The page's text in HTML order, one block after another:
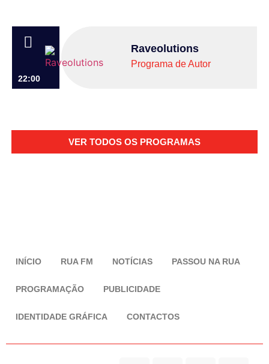
22:00
Raveolutions
Programa de Autor
VER TODOS OS PROGRAMAS
INÍCIO RUA FM NOTÍCIAS PASSOU NA RUA
PROGRAMAÇÃO PUBLICIDADE
IDENTIDADE GRÁFICA CONTACTOS